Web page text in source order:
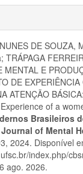
DE SOUZA,
TRÁPAGA
MENTAL E
DE
ATENÇÃO
of a
Brasileiros
of Mental
2024. Disponível
index.php/
ago. 2026.